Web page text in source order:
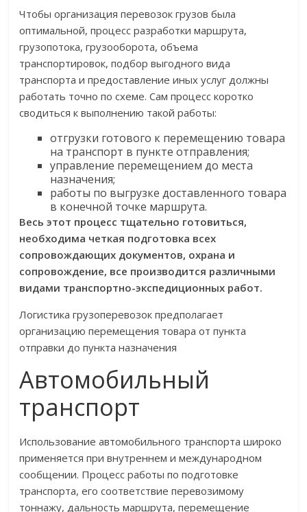
Чтобы организация перевозок грузов была
оптимальной, процесс разработки маршрута,
грузопотока, грузооборота, объема
транспортировок, подбор выгодного вида
транспорта и предоставление иных услуг должны
работать точно по схеме. Сам процесс коротко
сводиться к выполнению такой работы:
отгрузки готового к перемещению товара
на транспорт в пункте отправления;
управление перемещением до места
назначения;
работы по выгрузке доставленного товара
в конечной точке маршрута.
Весь этот процесс тщательно готовиться,
необходима четкая подготовка всех
сопровождающих документов, охрана и
сопровождение, все производится различными
видами транспортно-экспедиционных работ.
Логистика грузоперевозок предполагает
организацию перемещения товара от пункта
отправки до пункта назначения
Автомобильный
транспорт
Использование автомобильного транспорта широко
применяется при внутреннем и международном
сообщении. Процесс работы по подготовке
транспорта, его соответствие перевозимому
тоннажу, дальность маршрута, перемещение